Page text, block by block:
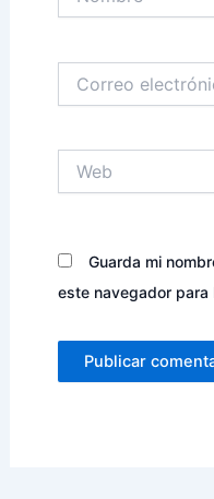
electrónico*
Guarda mi
este navegador para